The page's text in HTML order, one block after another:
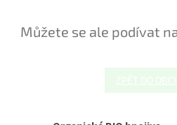
Můžete se ale podívat